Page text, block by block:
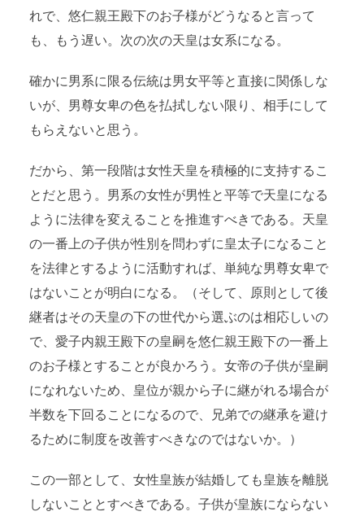
れで、悠仁親王殿下のお子様がどうなると言って
も、もう遅い。次の次の天皇は女系になる。
確かに男系に限る伝統は男女平等と直接に関係しな
いが、男尊女卑の色を払拭しない限り、相手にして
もらえないと思う。
だから、第一段階は女性天皇を積極的に支持するこ
とだと思う。男系の女性が男性と平等で天皇になる
ように法律を変えることを推進すべきである。天皇
の一番上の子供が性別を問わずに皇太子になること
を法律とするように活動すれば、単純な男尊女卑で
はないことが明白になる。（そして、原則として後
継者はその天皇の下の世代から選ぶのは相応しいの
で、愛子内親王殿下の皇嗣を悠仁親王殿下の一番上
のお子様とすることが良かろう。女帝の子供が皇嗣
になれないため、皇位が親から子に継がれる場合が
半数を下回ることになるので、兄弟での継承を避け
るために制度を改善すべきなのではないか。）
この一部として、女性皇族が結婚しても皇族を離脱
しないこととすべきである。子供が皇族にならない